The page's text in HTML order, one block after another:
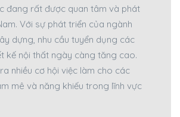
đang rất được quan tâm và phát
Với sự phát triển của ngành
dựng, nhu cầu tuyển dụng các
kế nội thất ngày càng tăng cao.
nhiều cơ hội việc làm cho các
mê và năng khiếu trong lĩnh vực